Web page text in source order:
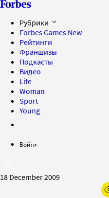
Рубрики
Forbes Games New
Рейтинги
Франшизы
Подкасты
Видео
Life
Woman
Sport
Young
Войти
18 December 2009